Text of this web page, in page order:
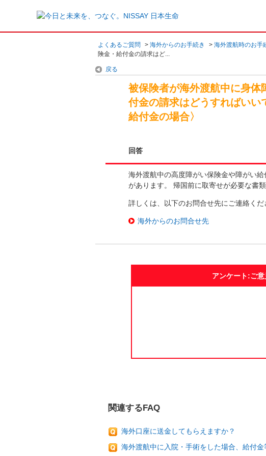
よくあるご質問 > 海外からのお手続き > 海外渡航時のお手
険金・給付金の請求はど...
戻る
被保険者が海外渡航中に身体
付金の請求はどうすればいい
給付金の場合〉
回答
海外渡航中の高度障がい保険金や障がい
があります。 帰国前に取寄せが必要な書類
詳しくは、以下のお問合せ先にご連絡くだ
海外からのお問合せ先
アンケート:ご
関連するFAQ
海外口座に送金してもらえますか？
海外渡航中に入院・手術をした場合、給付